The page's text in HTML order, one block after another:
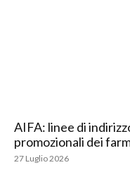
AIFA: linee di
promozionali dei
27 Luglio 2026